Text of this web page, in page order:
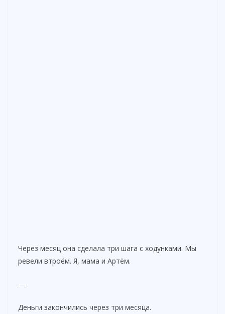
Через месяц она сделала три шага с ходунками. Мы
ревели втроём. Я, мама и Артём.
—
Деньги закончились через три месяца.